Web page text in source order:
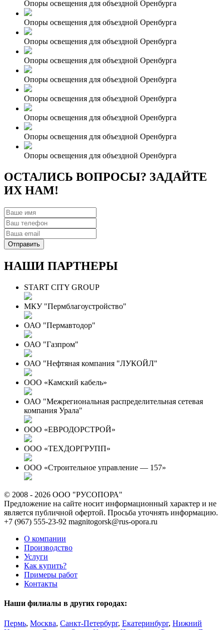
Опоры освещения для объездной Оренбурга
Опоры освещения для объездной Оренбурга
Опоры освещения для объездной Оренбурга
Опоры освещения для объездной Оренбурга
Опоры освещения для объездной Оренбурга
Опоры освещения для объездной Оренбурга
Опоры освещения для объездной Оренбурга
Опоры освещения для объездной Оренбурга
Опоры освещения для объездной Оренбурга
ОСТАЛИСЬ ВОПРОСЫ? ЗАДАЙТЕ
ИХ НАМ!
НАШИ ПАРТНЕРЫ
START CITY GROUP
МКУ "Пермблагоустройство"
ОАО "Пермавтодор"
ОАО "Газпром"
ОАО "Нефтяная компания "ЛУКОЙЛ"
ООО «Камский кабель»
ОАО "Межрегиональная распределительная сетевая
компания Урала"
ООО «ЕВРОДОРСТРОЙ»
ООО «ТЕХДОРГРУПП»
ООО «Строительное управление — 157»
© 2008 - 2026 ООО "РУСОПОРА"
Предложение на сайте носит информационный характер и не
является публичной офертой. Просьба уточнять информацию.
+7 (967) 555-23-92 magnitogorsk@rus-opora.ru
О компании
Производство
Услуги
Как купить?
Примеры работ
Контакты
Наши филиалы в других городах:
Пермь, Москва, Санкт-Петербург, Екатеринбург, Нижний